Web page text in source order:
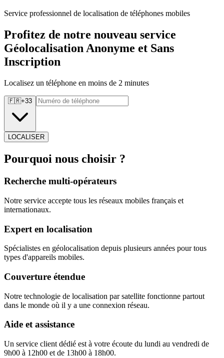
Service professionnel de localisation de téléphones mobiles
Profitez de notre nouveau service
Géolocalisation Anonyme et Sans
Inscription
Localisez un téléphone en moins de 2 minutes
🇫🇷+33
LOCALISER
Pourquoi nous choisir ?
Recherche multi-opérateurs
Notre service accepte tous les réseaux mobiles français et
internationaux.
Expert en localisation
Spécialistes en géolocalisation depuis plusieurs années pour tous
types d'appareils mobiles.
Couverture étendue
Notre technologie de localisation par satellite fonctionne partout
dans le monde où il y a une connexion réseau.
Aide et assistance
Un service client dédié est à votre écoute du lundi au vendredi de
9h00 à 12h00 et de 13h00 à 18h00.